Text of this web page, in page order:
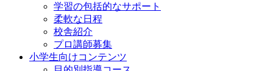
学習の包括的なサポート
柔軟な日程
校舎紹介
プロ講師募集
小学生向けコンテンツ